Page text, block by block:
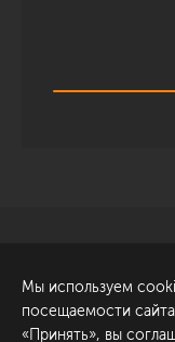
ул. Академика
к1
Мы используем
посещаемости
«Принять», вы